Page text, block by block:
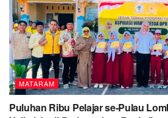
MATARAM
Puluhan Ribu Pelajar se-Pulau